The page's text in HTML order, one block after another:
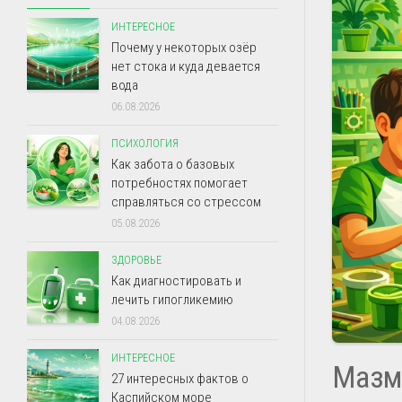
ИНТЕРЕСНОЕ
Почему у некоторых озёр
нет стока и куда девается
вода
06.08.2026
ПСИХОЛОГИЯ
Как забота о базовых
потребностях помогает
справляться со стрессом
05.08.2026
ЗДОРОВЬЕ
Как диагностировать и
лечить гипогликемию
04.08.2026
ИНТЕРЕСНОЕ
27 интересных фактов о
Каспийском море